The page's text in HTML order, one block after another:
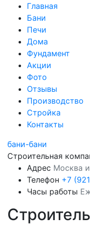
Главная
Бани
Печи
Дома
Фундамент
Акции
Фото
Отзывы
Производство
Стройка
Контакты
бани-бани
Строительная
Адрес Москва
Телефон +7
Часы работы